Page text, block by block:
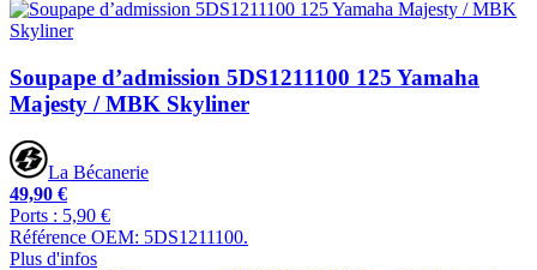
Soupape d’admission 5DS1211100 125 Yamaha
Majesty / MBK Skyliner
La Bécanerie
49,90 €
Ports : 5,90 €
Référence OEM: 5DS1211100.
Plus d'infos